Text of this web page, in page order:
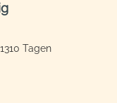
Tagen